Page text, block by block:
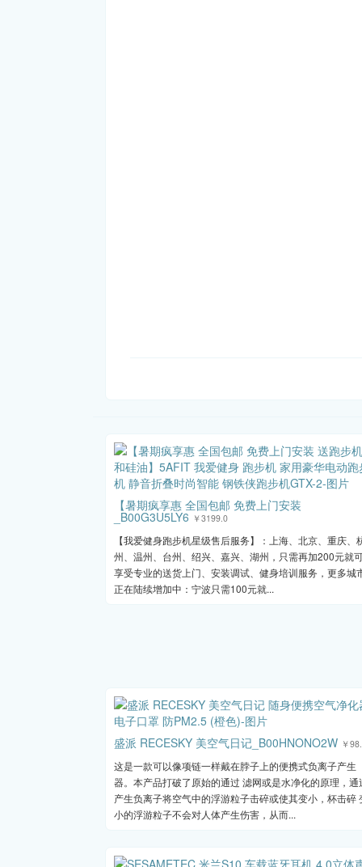
【暑期疯享惠 全国包邮 免费上门安装
_B00G3U5LY6 ￥3199.0
【我爱健身跑步机星级售后服务】：上海、北京、重庆、
州、温州、台州、绍兴、嘉兴、湖州，只需再加200元就
享受专业的送货上门、安装调试、健身培训服务，更多城
正在陆续增加中：宁波只需100元就...
盛派 RECESKY 美空气日记_B00HNONO2W ￥
这是一款可以像项链一样戴在脖子上的便携式负离子产生
器。本产品打破了原始的通过 滤网或是水净化的原理，通
产生负离子将空气中的浮游粒子击碎或使其变小，杯击碎
小的浮游粒子不会对人体产生伤害，从而...